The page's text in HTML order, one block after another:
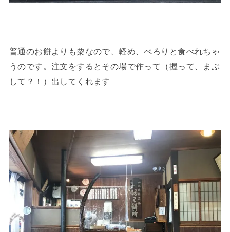
普通のお餅よりも粟なので、軽め、ぺろりと食べれちゃ
うのです。注文をするとその場で作って（握って、まぶ
して？！）出してくれます